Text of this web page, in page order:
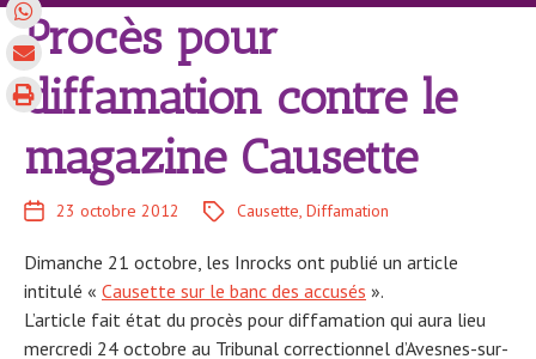
Procès pour
diffamation contre le
magazine Causette
23 octobre 2012 Causette, Diffamation
Dimanche 21 octobre, les Inrocks ont publié un article
intitulé « Causette sur le banc des accusés ».
L’article fait état du procès pour diffamation qui aura lieu
mercredi 24 octobre au Tribunal correctionnel d’Avesnes-sur-